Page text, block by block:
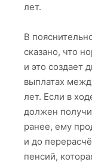
лет.
В
сказано, что
и это создает
выплатах
лет. Если в
должен
ранее, ему
и до
пенсий,